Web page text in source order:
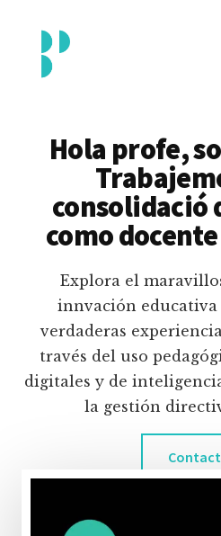
contenido
principal
menu
Piedrahita
docente
pedagógico
educativas
digitales
inteligencia
artificial.
Hola profe,
consolidació
como
Explora el
innvación educativa
verdaderas
través del uso
digitales y de
la gestión